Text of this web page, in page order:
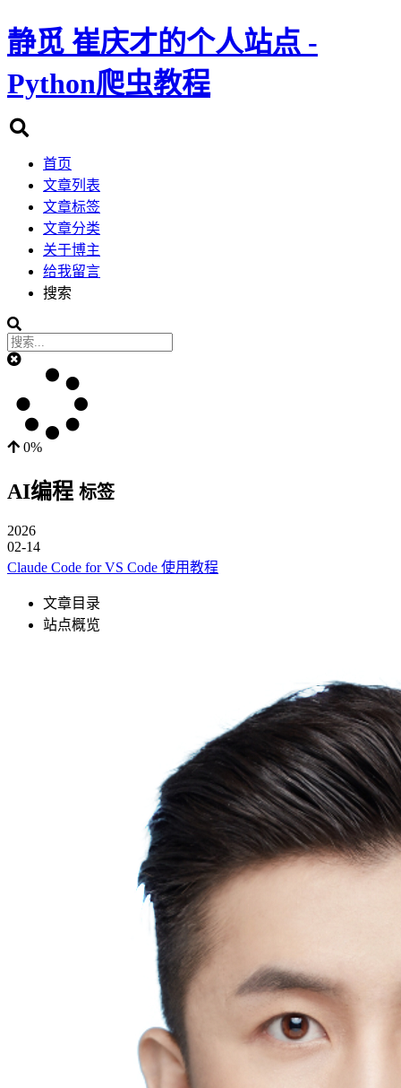
静觅 崔庆才的个人站点 -
Python爬虫教程
首页
文章列表
文章标签
文章分类
关于博主
给我留言
搜索
0%
AI编程 标签
2026
02-14
Claude Code for VS Code 使用教程
文章目录
站点概览